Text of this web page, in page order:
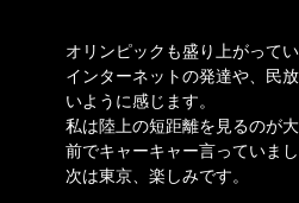
オリンピックも盛り上がって
インターネットの発達や、民
いように感じます。
私は陸上の短距離を見るのが
前でキャーキャー言っていまし
次は東京、楽しみです。